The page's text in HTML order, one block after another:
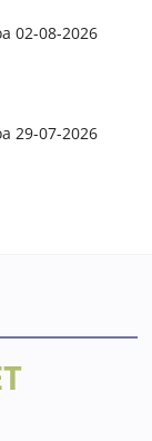
02-08-2026
29-07-2026